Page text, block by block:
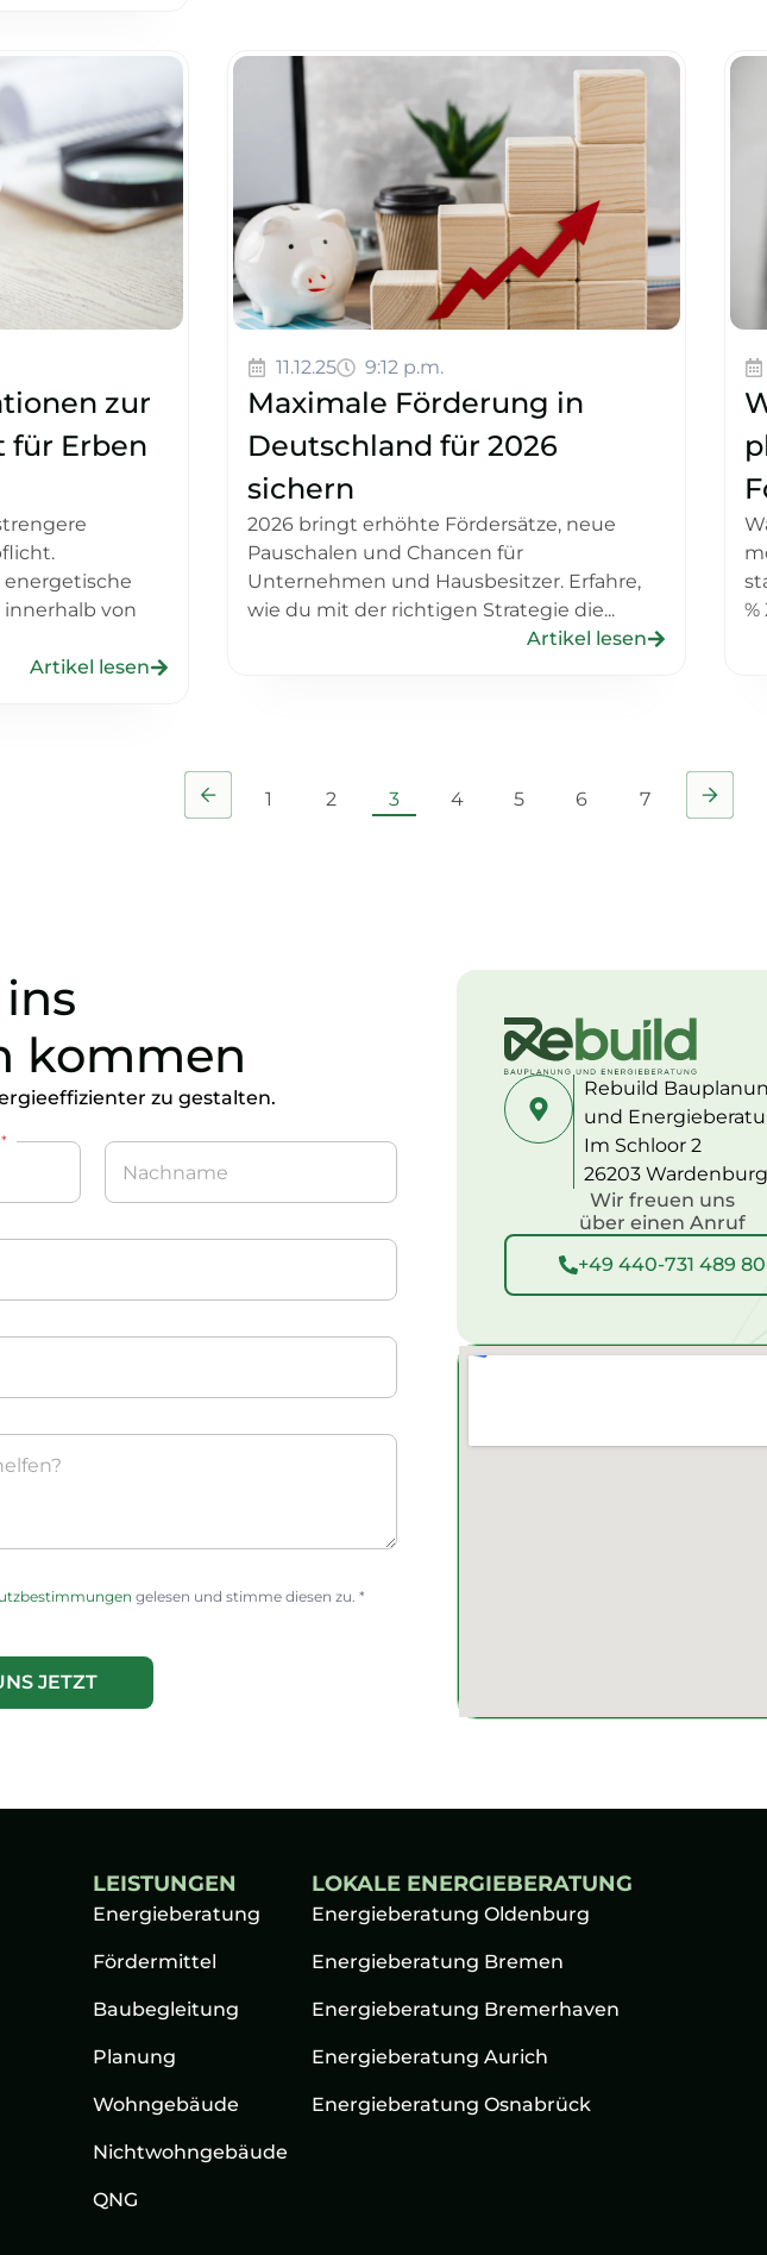
zur
für Erben
von
Artikel lesen
11.12.25 9:12 p.m.
Maximale Förderung in
Deutschland für 2026
sichern
2026 bringt erhöhte Fördersätze, neue
Pauschalen und Chancen für
Unternehmen und Hausbesitzer. Erfahre,
wie du mit der richtigen Strategie die...
Artikel lesen
%
1 2 3 4 5 6 7
kommen
zu gestalten.
*
Nachname
gelesen und stimme diesen zu. *
JETZT
Rebuild
und
Im Schloor 2
26203 Wardenburg
Wir freuen uns
über einen Anruf
+49 440-731 489 80
LEISTUNGEN
Energieberatung
Fördermittel
Baubegleitung
Planung
Wohngebäude
Nichtwohngebäude
QNG
LOKALE ENERGIEBERATUNG
Energieberatung Oldenburg
Energieberatung Bremen
Energieberatung Bremerhaven
Energieberatung Aurich
Energieberatung Osnabrück